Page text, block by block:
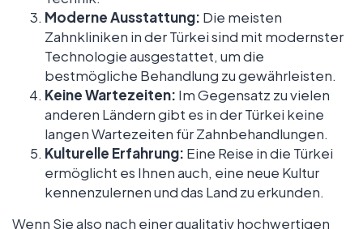
Moderne Ausstattung: Die meisten
Zahnkliniken in der Türkei sind mit modernster
Technologie ausgestattet, um die
bestmögliche Behandlung zu gewährleisten.
Keine Wartezeiten: Im Gegensatz zu vielen
anderen Ländern gibt es in der Türkei keine
langen Wartezeiten für Zahnbehandlungen.
Kulturelle Erfahrung: Eine Reise in die Türkei
ermöglicht es Ihnen auch, eine neue Kultur
kennenzulernen und das Land zu erkunden.
Wenn Sie also nach einer qualitativ hochwertigen